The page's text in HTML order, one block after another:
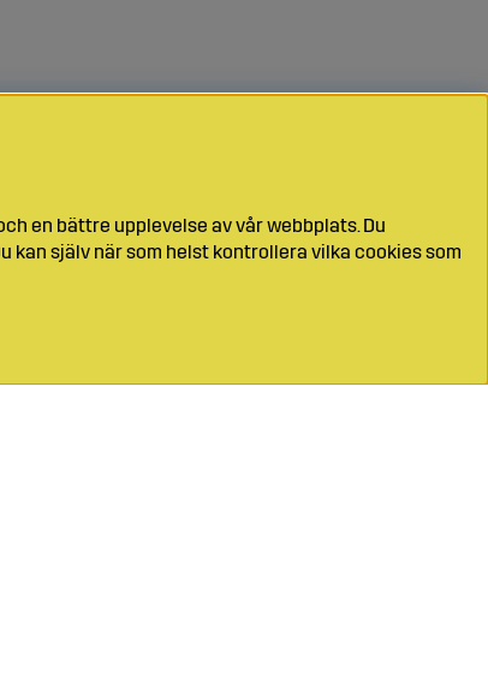
en bättre upplevelse av vår webbplats. Du
kan själv när som helst kontrollera vilka cookies som